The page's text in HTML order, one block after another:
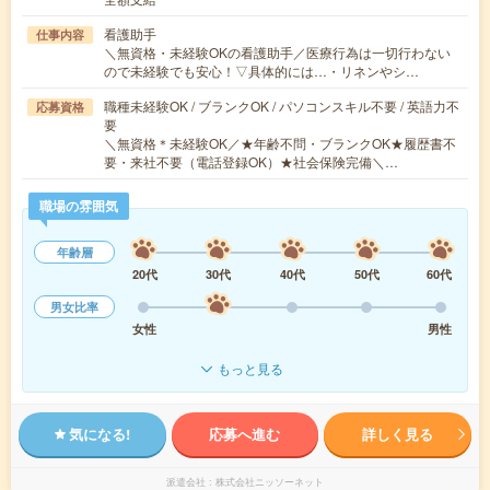
仕事内容
看護助手
＼無資格・未経験OKの看護助手／医療行為は一切行わない
ので未経験でも安心！▽具体的には…・リネンやシ…
応募資格
職種未経験OK / ブランクOK / パソコンスキル不要 / 英語力不
要
＼無資格＊未経験OK／★年齢不問・ブランクOK★履歴書不
要・来社不要（電話登録OK）★社会保険完備＼…
職場の雰囲気
年齢層
20代
30代 40代 50代
60代
男女比率
女性
男性
もっと見る
気になる! 応募へ進む 詳しく見る
派遣会社 株式会社ニッソーネット